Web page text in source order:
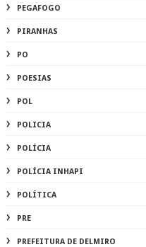
PEGAFOGO
PIRANHAS
PO
POESIAS
POL
POLICIA
POLÍCIA
POLÍCIA INHAPI
POLÍTICA
PRE
PREFEITURA DE DELMIRO